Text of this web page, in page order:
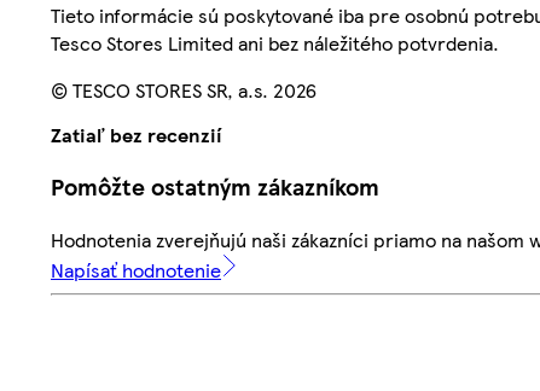
Tieto informácie sú poskytované iba pre osobnú
Tesco Stores Limited ani bez náležitého potvrdenia.
© TESCO STORES SR, a.s. 2026
Zatiaľ bez recenzií
Pomôžte ostatným zákazníkom
Hodnotenia zverejňujú naši zákazníci priamo na
Napísať hodnotenie